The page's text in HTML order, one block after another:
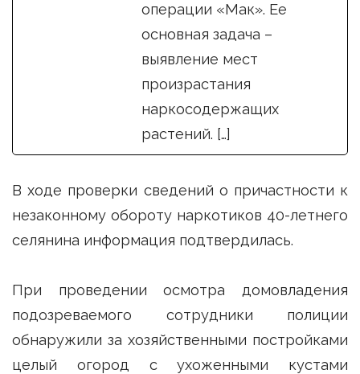
операции «Мак». Ее
основная задача –
выявление мест
произрастания
наркосодержащих
растений. […]
В ходе проверки сведений о причастности к
незаконному обороту наркотиков 40-летнего
селянина информация подтвердилась.
При проведении осмотра домовладения
подозреваемого сотрудники полиции
обнаружили за хозяйственными постройками
целый огород с ухоженными кустами